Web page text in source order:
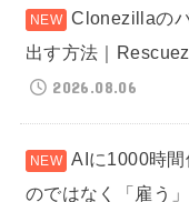
Clonezillaの
出す方法｜
2026.08.06
AIに1000時間
のではなく「雇う